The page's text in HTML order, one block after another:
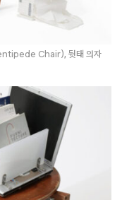
Chair), 뒷태 의자